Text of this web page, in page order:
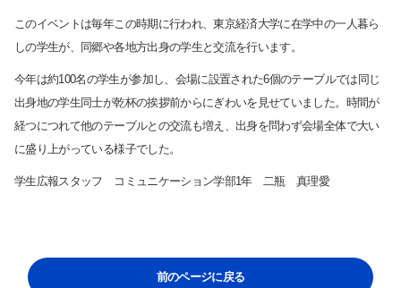
サイト内検索
検索する
このイベントは毎年この時期に行われ、東京経済大学に在学中の一人暮ら
しの学生が、同郷や各地方出身の学生と交流を行います。
今年は約100名の学生が参加し、会場に設置された6個のテーブルでは同じ
出身地の学生同士が乾杯の挨拶前からにぎわいを見せていました。時間が
経つにつれて他のテーブルとの交流も増え、出身を問わず会場全体で大い
に盛り上がっている様子でした。
学生広報スタッフ コミュニケーション学部1年 二瓶 真理愛
前のページに戻る